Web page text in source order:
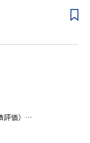
ムリーダーとして、数
想定しています。
施
える方。
価）